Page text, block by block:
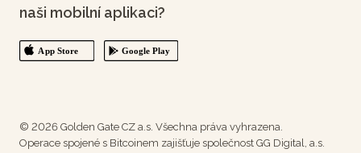
naši mobilní aplikaci?
© 2026 Golden Gate CZ a.s. Všechna práva vyhrazena.
Operace spojené s Bitcoinem zajišťuje společnost GG Digital, a.s.